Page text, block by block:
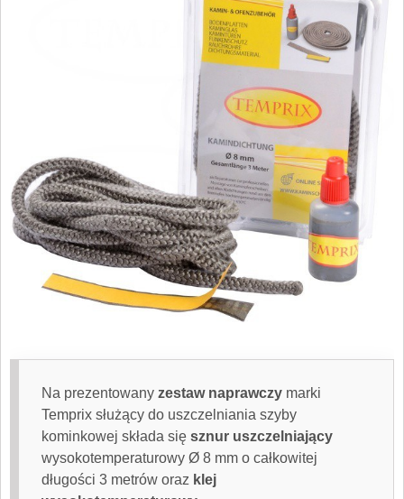
Na prezentowany zestaw naprawczy marki
Temprix służący do uszczelniania szyby
kominkowej składa się sznur uszczelniający
wysokotemperaturowy Ø 8 mm o całkowitej
długości 3 metrów oraz klej